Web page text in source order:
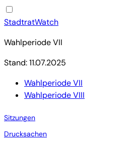
StadtratWatch
Wahlperiode VII
Stand: 11.07.2025
Wahlperiode VII
Wahlperiode VIII
Sitzungen
Drucksachen